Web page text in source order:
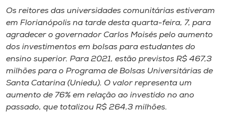
Unoesc
Store
Selecione
Os reitores das universidades comunitárias estiveram
em Florianópolis na tarde desta quarta-feira, 7, para
agradecer o governador Carlos Moisés pelo aumento
dos investimentos em bolsas para estudantes do
ensino superior. Para 2021, estão previstos R$ 467,3
milhões para o Programa de Bolsas Universitárias de
Santa Catarina (Uniedu). O valor representa um
aumento de 76% em relação ao investido no ano
passado, que totalizou R$ 264,3 milhões.